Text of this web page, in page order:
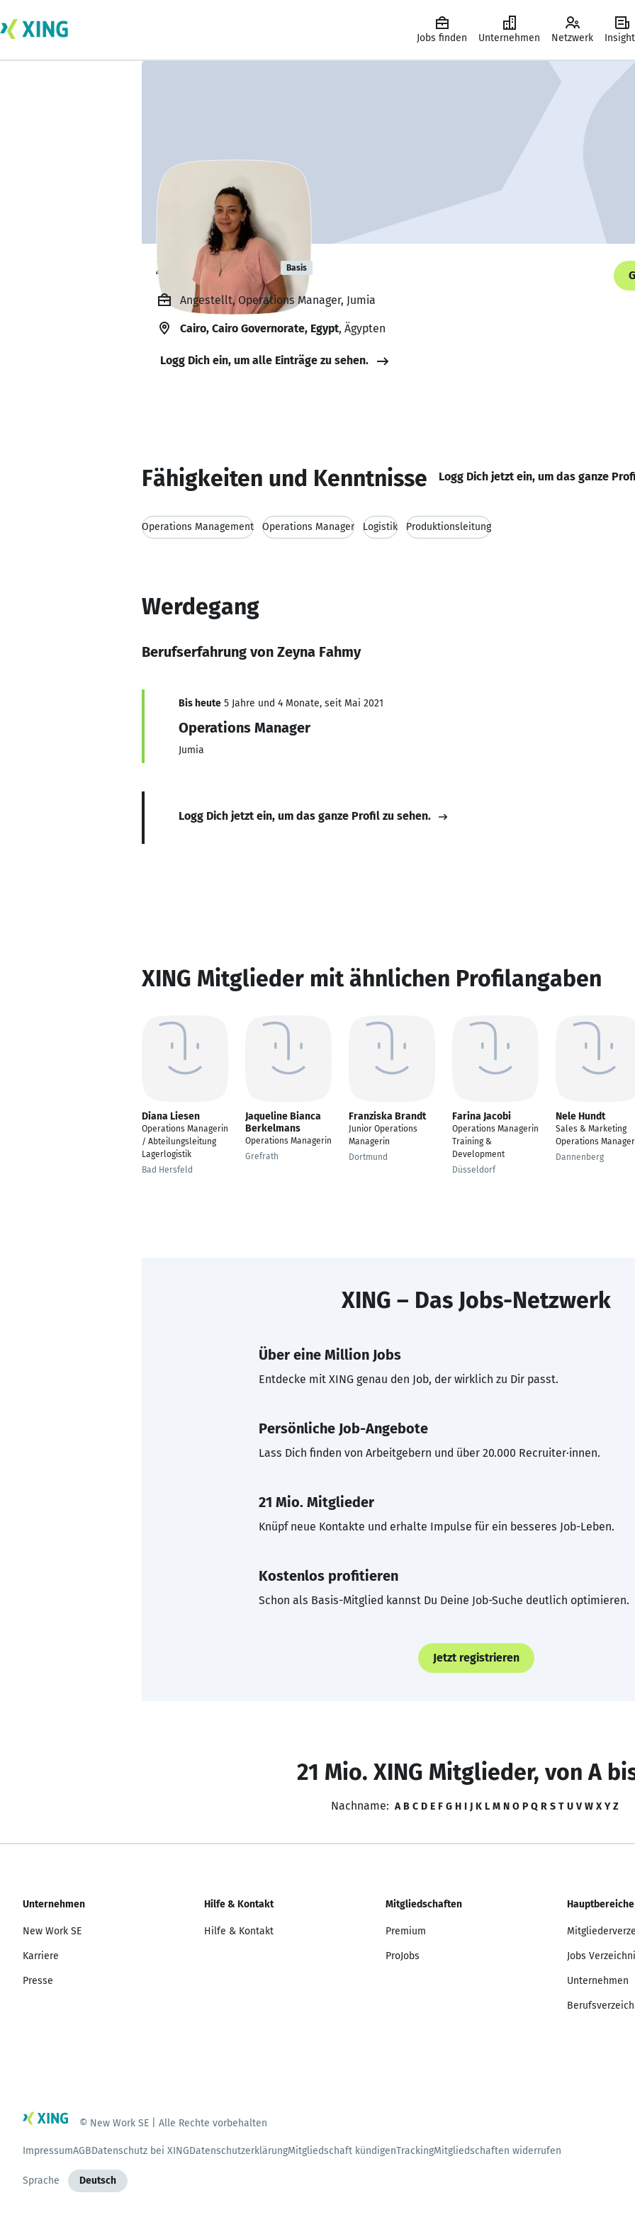
Jobs finden Unternehmen Netzwerk
Zeyna Fahmy Basis
Angestellt, Operations Manager, Jumia
Cairo, Cairo Governorate, Egypt, Ägypten
Logg Dich ein, um alle Einträge zu sehen.
Fähigkeiten und Kenntnisse Logg Dich jetzt ein, um das ganze
Operations Management Operations Manager Logistik Produktionsleitung
Werdegang
Berufserfahrung von Zeyna Fahmy
Bis heute 5 Jahre und 4 Monate, seit Mai 2021
Operations Manager
Jumia
Logg Dich jetzt ein, um das ganze Profil zu sehen.
XING Mitglieder mit ähnlichen Profilangaben
Diana Liesen
Operations Managerin
/ Abteilungsleitung
Lagerlogistik
Bad Hersfeld
Jaqueline Bianca
Berkelmans
Operations Managerin
Grefrath
Franziska Brandt
Junior Operations
Managerin
Dortmund
Farina Jacobi
Operations Managerin
Training &
Development
Düsseldorf
Nele Hundt
Sales & Marketing
Operations
Dannenberg
XING – Das Jobs-Netzwerk
Über eine Million Jobs
Entdecke mit XING genau den Job, der wirklich zu Dir passt.
Persönliche Job-Angebote
Lass Dich finden von Arbeitgebern und über 20.000 Recruiter·innen.
21 Mio. Mitglieder
Knüpf neue Kontakte und erhalte Impulse für ein besseres Job-Leben.
Kostenlos profitieren
Schon als Basis-Mitglied kannst Du Deine Job-Suche deutlich optimieren.
Jetzt registrieren
21 Mio. XING Mitglieder, von A
Nachname: A B C D E F G H I J K L M N O P Q R S T U V W X Y Z
Unternehmen
New Work SE
Karriere
Presse
Hilfe & Kontakt
Hilfe & Kontakt
Mitgliedschaften
Premium
ProJobs
Hauptbereiche
Jobs
Unternehmen
© New Work SE | Alle Rechte vorbehalten
ImpressumAGBDatenschutz bei XINGDatenschutzerklärungMitgliedschaft kündigenTrackingMitgliedschaften widerrufen
Sprache Deutsch